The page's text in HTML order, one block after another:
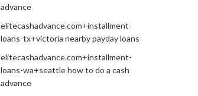
advance
elitecashadvance.com+installment-
loans-tx+victoria nearby payday loans
elitecashadvance.com+installment-
loans-wa+seattle how to do a cash
advance